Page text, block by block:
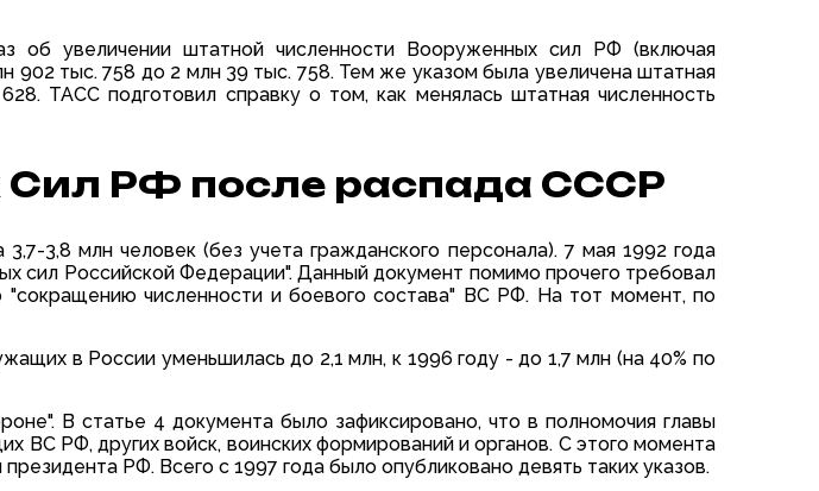
об увеличении штатной численности Вооруженных сил РФ (включая
902 тыс. 758 до 2 млн 39 тыс. 758. Тем же указом была увеличена штатная
ТАСС подготовил справку о том, как менялась штатная численность
РФ после распада СССР
3,8 млн человек (без учета гражданского персонала). 7 мая 1992 года
сил Российской Федерации". Данный документ помимо прочего требовал
численности и боевого состава" ВС РФ. На тот момент, по
в России уменьшилась до 2,1 млн, к 1996 году - до 1,7 млн (на 40% по
В статье 4 документа было зафиксировано, что в полномочия главы
ВС РФ, других войск, воинских формирований и органов. С этого момента
РФ. Всего с 1997 года было опубликовано девять таких указов.